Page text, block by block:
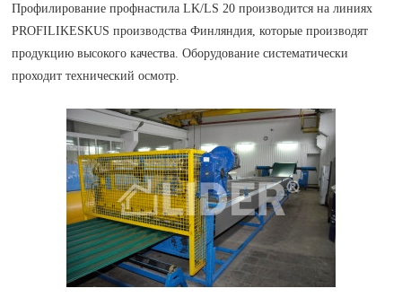
Профилирование профнастила LK/LS 20 производится на линиях
PROFILIKESKUS производства Финляндия, которые производят
продукцию высокого качества. Оборудование систематически
проходит технический осмотр.